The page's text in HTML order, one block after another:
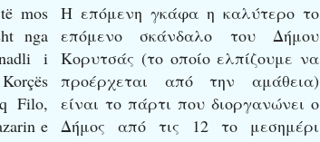
mos
nga
i
Filo,
e
Η επόμενη γκάφα η καλύτερο το
επόμενο σκάνδαλο του Δήμου
Κορυτσάς (το οποίο ελπίζουμε να
προέρχεται από την αμάθεια)
είναι το πάρτι που διοργανώνει ο
Δήμος από τις 12 το μεσημέρι